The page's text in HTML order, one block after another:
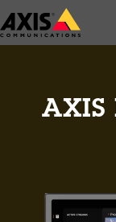
Zum
Hauptinhalt
AXIS